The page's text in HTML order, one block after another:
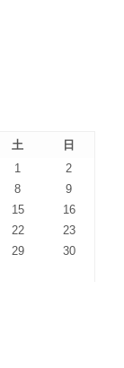
土
日
1
2
8
9
15
16
22
23
29
30